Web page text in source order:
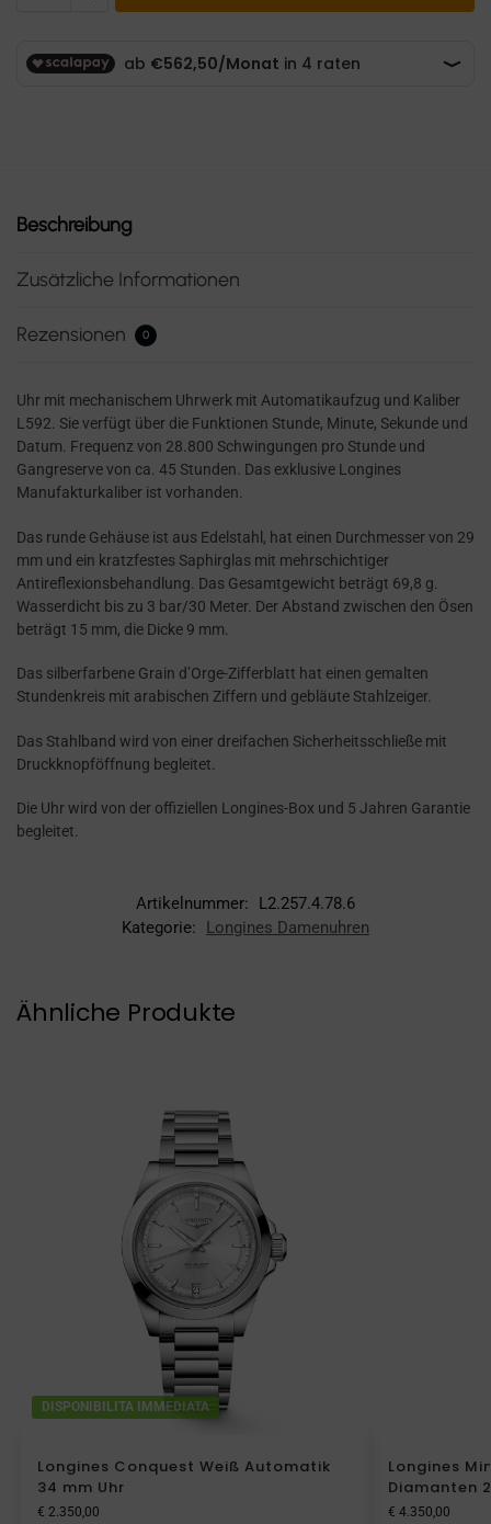
Beschreibung
Zusätzliche Informationen
Rezensionen 0
Uhr mit mechanischem Uhrwerk mit Automatikaufzug und Kaliber
L592. Sie verfügt über die Funktionen Stunde, Minute, Sekunde und
Datum. Frequenz von 28.800 Schwingungen pro Stunde und
Gangreserve von ca. 45 Stunden. Das exklusive Longines
Manufakturkaliber ist vorhanden.
Das runde Gehäuse ist aus Edelstahl, hat einen Durchmesser von 29
mm und ein kratzfestes Saphirglas mit mehrschichtiger
Antireflexionsbehandlung. Das Gesamtgewicht beträgt 69,8 g.
Wasserdicht bis zu 3 bar/30 Meter. Der Abstand zwischen den Ösen
beträgt 15 mm, die Dicke 9 mm.
Das silberfarbene Grain d’Orge-Zifferblatt hat einen gemalten
Stundenkreis mit arabischen Ziffern und gebläute Stahlzeiger.
Das Stahlband wird von einer dreifachen Sicherheitsschließe mit
Druckknopföffnung begleitet.
Die Uhr wird von der offiziellen Longines-Box und 5 Jahren Garantie
begleitet.
Artikelnummer:
L2.257.4.78.6
Kategorie:
Longines Damenuhren
Ähnliche Produkte
DISPONIBILITA IMMEDIATA
Longines Conquest Weiß Automatik
34 mm Uhr
€ 2.350,00
Longines
Diamanten
€ 4.350,00